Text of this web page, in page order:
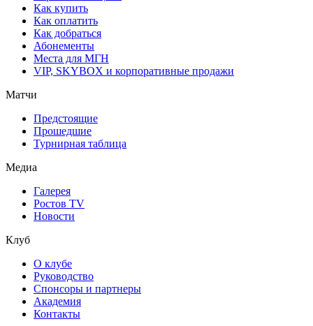
Как купить
Как оплатить
Как добраться
Абонементы
Места для МГН
VIP, SKYBOX и корпоративные продажи
Матчи
Предстоящие
Прошедшие
Турнирная таблица
Медиа
Галерея
Ростов TV
Новости
Клуб
О клубе
Руководство
Спонсоры и партнеры
Академия
Контакты